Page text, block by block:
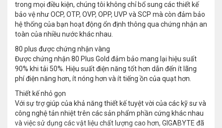
trong mọi điều kiện, chúng tôi không chỉ bổ sung các thiết kế
bảo vệ như OCP, OTP, OVP, OPP, UVP và SCP mà còn đảm bảo
hệ thống của bạn hoạt động ổn định thông qua chứng nhận an
toàn của nhiều nước khác nhau.
80 plus được chứng nhận vàng
Được chứng nhận 80 Plus Gold đảm bảo mang lại hiệu suất
90% khi tải 50%. Hiệu suất điện năng tốt hơn dẫn đến ít lãng
phí điện năng hơn, ít nóng hơn và ít tiếng ồn của quạt hơn.
Thiết kế nhỏ gọn
Với sự trợ giúp của khả năng thiết kế tuyệt vời của các kỹ sư và
công nghệ tản nhiệt trên các sản phẩm phần cứng khác nhau
và việc sử dụng các vật liệu chất lượng cao hơn, GIGABYTE đã